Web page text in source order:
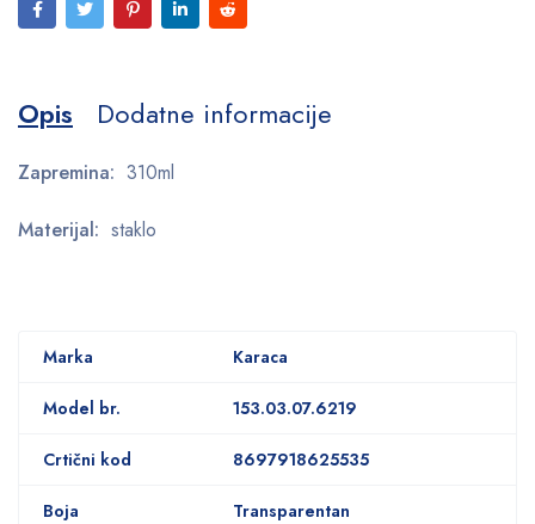
Opis Dodatne informacije
Zapremina: 310ml
Materijal: staklo
Marka Karaca
Model br. 153.03.07.6219
Crtični kod 8697918625535
Boja Transparentan